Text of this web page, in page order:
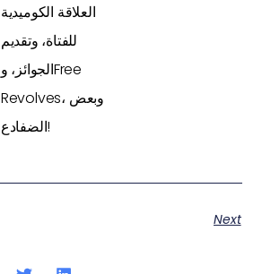
العلاقة الكوميدية
للفتاة، وتقديم
الجوائز، وFree
Revolves، وبعض
الضفادع!
Next